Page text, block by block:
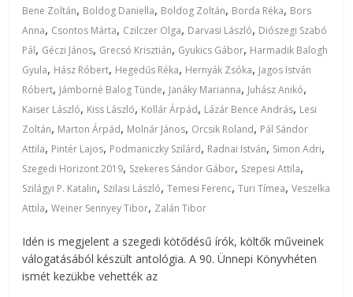
Bene Zoltán, Boldog Daniella, Boldog Zoltán, Borda Réka, Bors
Anna, Csontos Márta, Czilczer Olga, Darvasi László, Diószegi Szabó
Pál, Géczi János, Grecsó Krisztián, Gyukics Gábor, Harmadik Balogh
Gyula, Hász Róbert, Hegedűs Réka, Hernyák Zsóka, Jagos István
Róbert, Jámborné Balog Tünde, Janáky Marianna, Juhász Anikó,
Kaiser László, Kiss László, Kollár Árpád, Lázár Bence András, Lesi
Zoltán, Marton Árpád, Molnár János, Orcsik Roland, Pál Sándor
Attila, Pintér Lajos, Podmaniczky Szilárd, Radnai István, Simon Adri,
Szegedi Horizont 2019, Szekeres Sándor Gábor, Szepesi Attila,
Szilágyi P. Katalin, Szilasi László,Temesi Ferenc,Turi Tímea,Veszelka
Attila,Weiner Sennyey Tibor, Zalán Tibor
Idén is megjelent a szegedi kötődésű írók, költők műveinek
válogatásából készült antológia. A 90. Ünnepi Könyvhéten
ismét kezükbe vehették az